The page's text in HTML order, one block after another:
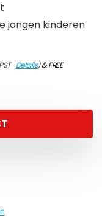
jongen kinderen
Details)&FREE